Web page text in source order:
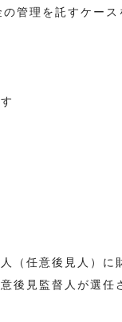
管理を託すケース
（任意後見人）に
後見監督人が選任